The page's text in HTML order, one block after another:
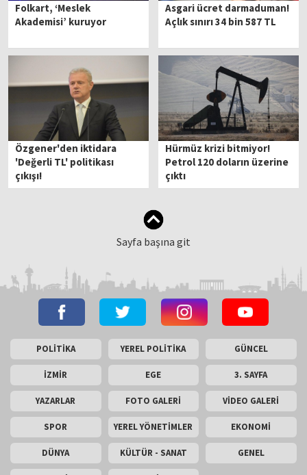
Folkart, ‘Meslek
Akademisi’ kuruyor
Asgari ücret darmaduman!
Açlık sınırı 34 bin 587 TL
Özgener'den iktidara
'Değerli TL' politikası
çıkışı!
Hürmüz krizi bitmiyor!
Petrol 120 doların üzerine
çıktı
Sayfa başına git
POLİTİKA YEREL POLİTİKA GÜNCEL
İZMİR EGE 3. SAYFA
YAZARLAR FOTO GALERİ VİDEO GALERİ
SPOR YEREL YÖNETİMLER EKONOMİ
DÜNYA KÜLTÜR - SANAT GENEL